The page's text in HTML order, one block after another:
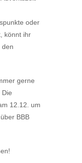
oder
könnt ihr
den
gerne
12.12. um
BBB